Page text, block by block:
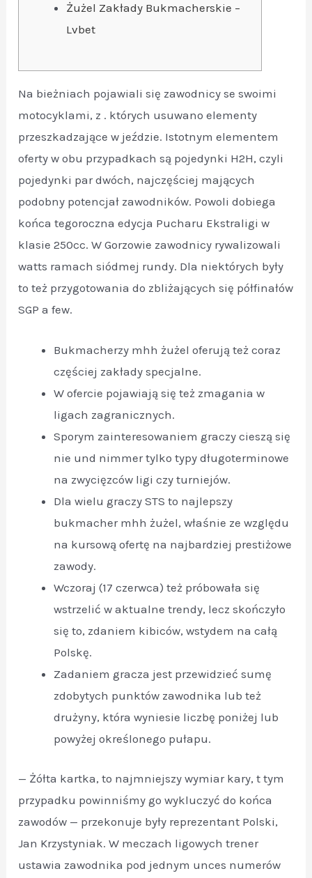
Żużel Zakłady Bukmacherskie –
Lvbet
Na bieżniach pojawiali się zawodnicy se swoimi
motocyklami, z . których usuwano elementy
przeszkadzające w jeździe. Istotnym elementem
oferty w obu przypadkach są pojedynki H2H, czyli
pojedynki par dwóch, najczęściej mających
podobny potencjał zawodników. Powoli dobiega
końca tegoroczna edycja Pucharu Ekstraligi w
klasie 250cc. W Gorzowie zawodnicy rywalizowali
watts ramach siódmej rundy. Dla niektórych były
to też przygotowania do zbliżających się półfinałów
SGP a few.
Bukmacherzy mhh żużel oferują też coraz
częściej zakłady specjalne.
W ofercie pojawiają się też zmagania w
ligach zagranicznych.
Sporym zainteresowaniem graczy cieszą się
nie und nimmer tylko typy długoterminowe
na zwycięzców ligi czy turniejów.
Dla wielu graczy STS to najlepszy
bukmacher mhh żużel, właśnie ze względu
na kursową ofertę na najbardziej prestiżowe
zawody.
Wczoraj (17 czerwca) też próbowała się
wstrzelić w aktualne trendy, lecz skończyło
się to, zdaniem kibiców, wstydem na całą
Polskę.
Zadaniem gracza jest przewidzieć sumę
zdobytych punktów zawodnika lub też
drużyny, która wyniesie liczbę poniżej lub
powyżej określonego pułapu.
— Żółta kartka, to najmniejszy wymiar kary, t tym
przypadku powinniśmy go wykluczyć do końca
zawodów — przekonuje były reprezentant Polski,
Jan Krzystyniak. W meczach ligowych trener
ustawia zawodnika pod jednym unces numerów